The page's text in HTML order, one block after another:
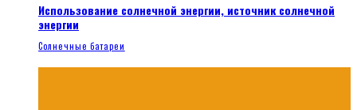
Использование солнечной энергии, источник солнечной
энергии
Солнечные батареи